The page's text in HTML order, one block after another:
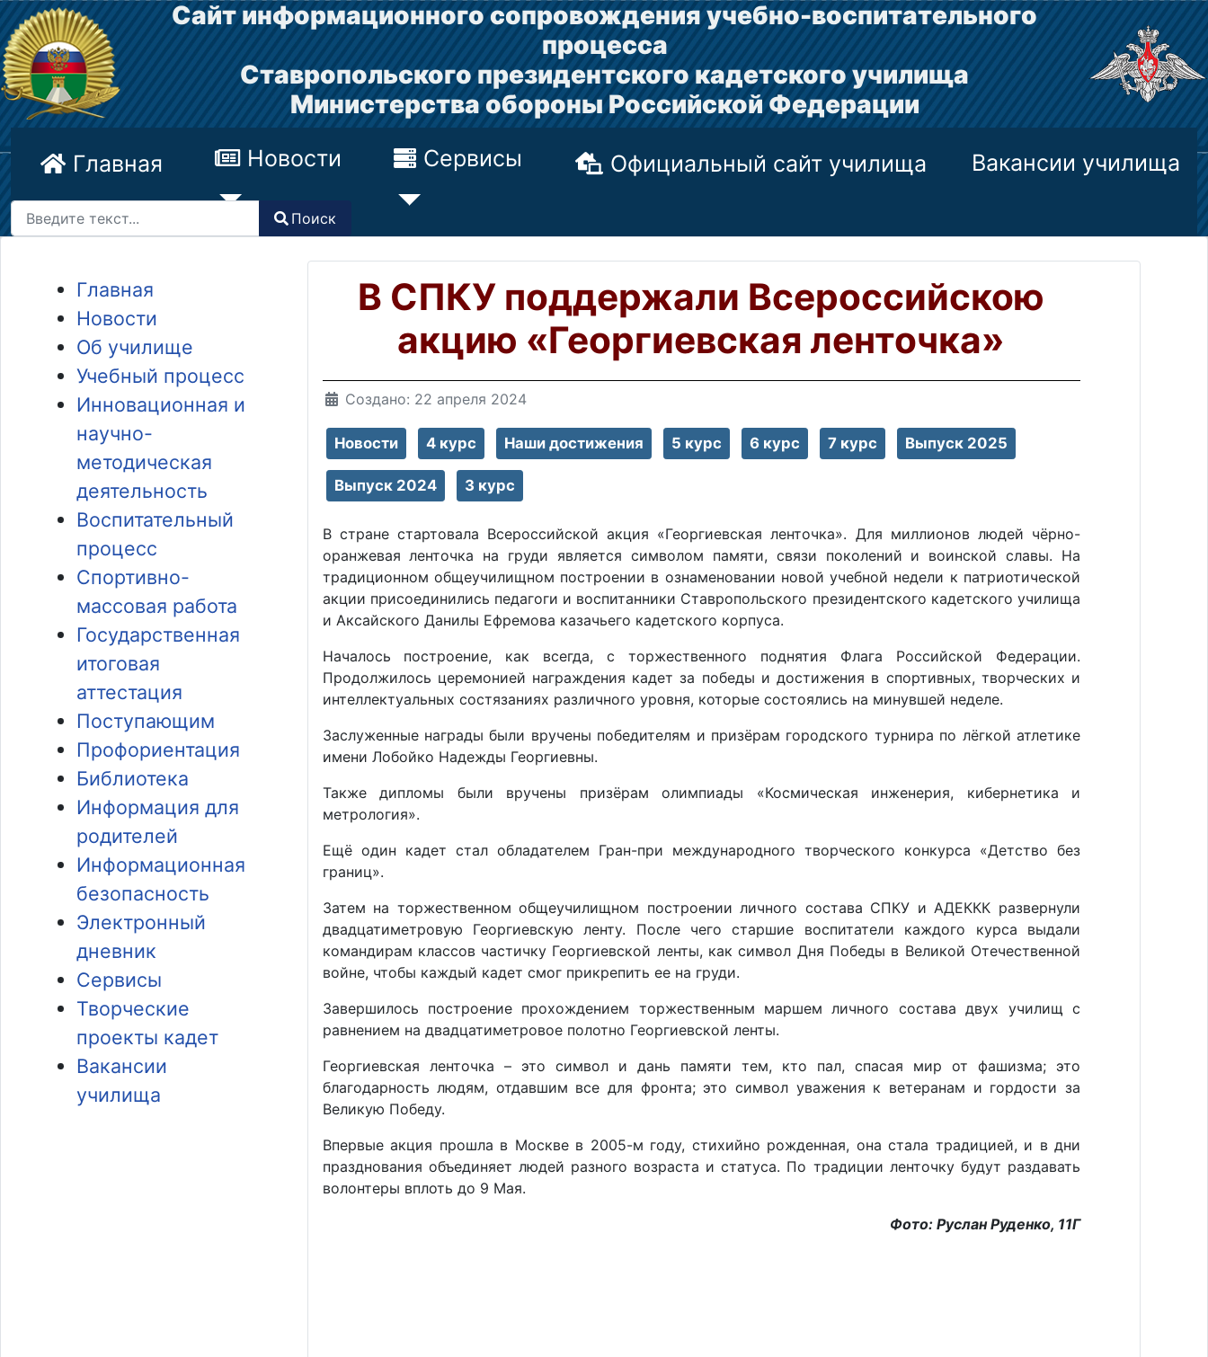
Сайт информационного сопровождения учебно-воспитательного
процесса
Ставропольского президентского кадетского училища
Министерства обороны Российской Федерации
Главная Новости Сервисы Официальный сайт училища Вакансии училища
Поиск
Поиск
Главная
Новости
Об училище
Учебный процесс
Инновационная и
научно-
методическая
деятельность
Воспитательный
процесс
Спортивно-
массовая работа
Государственная
итоговая
аттестация
Поступающим
Профориентация
Библиотека
Информация для
родителей
Информационная
безопасность
Электронный
дневник
Сервисы
Творческие
проекты кадет
Вакансии
училища
В СПКУ поддержали Всероссийскою
акцию «Георгиевская ленточка»
Создано: 22 апреля 2024
Новости 4 курс Наши достижения 5 курс 6 курс 7 курс Выпуск 2025
Выпуск 2024 3 курс
В стране стартовала Всероссийской акция «Георгиевская ленточка». Для миллионов людей чёрно-
оранжевая ленточка на груди является символом памяти, связи поколений и воинской славы. На
традиционном общеучилищном построении в ознаменовании новой учебной недели к патриотической
акции присоединились педагоги и воспитанники Ставропольского президентского кадетского училища
и Аксайского Данилы Ефремова казачьего кадетского корпуса.
Началось построение, как всегда, с торжественного поднятия Флага Российской Федерации.
Продолжилось церемонией награждения кадет за победы и достижения в спортивных, творческих и
интеллектуальных состязаниях различного уровня, которые состоялись на минувшей неделе.
Заслуженные награды были вручены победителям и призёрам городского турнира по лёгкой атлетике
имени Лобойко Надежды Георгиевны.
Также дипломы были вручены призёрам олимпиады «Космическая инженерия, кибернетика и
метрология».
Ещё один кадет стал обладателем Гран-при международного творческого конкурса «Детство без
границ».
Затем на торжественном общеучилищном построении личного состава СПКУ и АДЕККК развернули
двадцатиметровую Георгиевскую ленту. После чего старшие воспитатели каждого курса выдали
командирам классов частичку Георгиевской ленты, как символ Дня Победы в Великой Отечественной
войне, чтобы каждый кадет смог прикрепить ее на груди.
Завершилось построение прохождением торжественным маршем личного состава двух училищ с
равнением на двадцатиметровое полотно Георгиевской ленты.
Георгиевская ленточка – это символ и дань памяти тем, кто пал, спасая мир от фашизма; это
благодарность людям, отдавшим все для фронта; это символ уважения к ветеранам и гордости за
Великую Победу.
Впервые акция прошла в Москве в 2005-м году, стихийно рожденная, она стала традицией, и в дни
празднования объединяет людей разного возраста и статуса. По традиции ленточку будут раздавать
волонтеры вплоть до 9 Мая.
Фото: Руслан Руденко, 11Г